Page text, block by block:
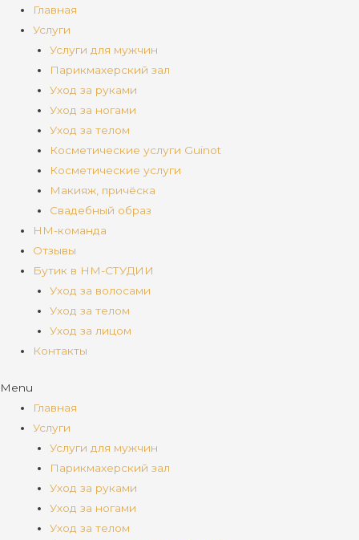
Главная
Услуги
Услуги для мужчин
Парикмахерский зал
Уход за руками
Уход за ногами
Уход за телом
Косметические услуги Guinot
Косметические услуги
Макияж, причёска
Свадебный образ
НМ-команда
Отзывы
Бутик в НМ-СТУДИИ
Уход за волосами
Уход за телом
Уход за лицом
Контакты
Menu
Главная
Услуги
Услуги для мужчин
Парикмахерский зал
Уход за руками
Уход за ногами
Уход за телом